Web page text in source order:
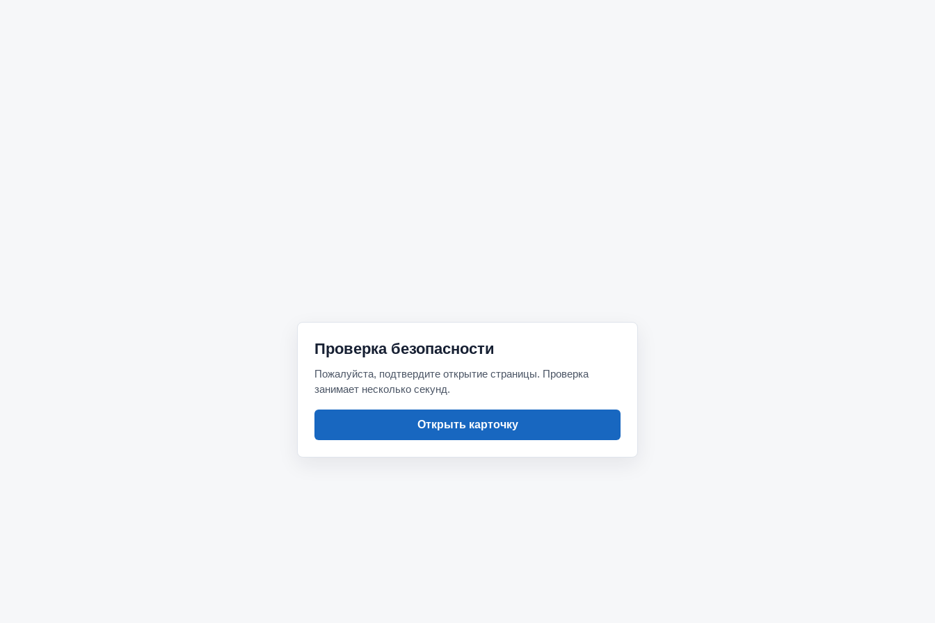
Проверка безопасности
Пожалуйста, подтвердите открытие страницы. Проверка
занимает несколько секунд.
Открыть карточку